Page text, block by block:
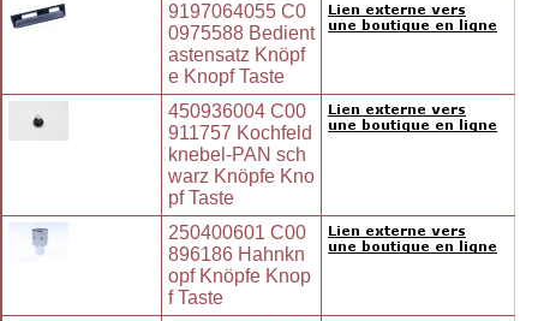
9197064055 C0
0975588 Bedient
astensatz Knöpf
e Knopf Taste
450936004 C00
911757 Kochfeld
knebel-PAN sch
warz Knöpfe Kno
pf Taste
250400601 C00
896186 Hahnkn
opf Knöpfe Knop
f Taste